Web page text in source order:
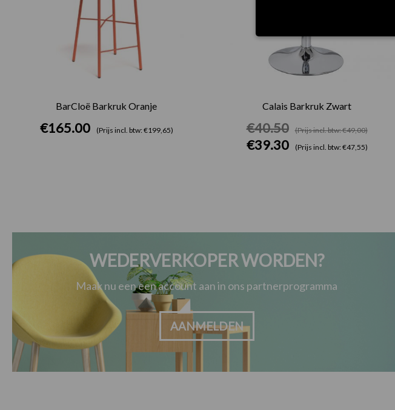
BarCloë Barkruk Oranje
€165.00 (Prijs incl. btw: €199,65)
Calais Barkruk Zwart
€40.50 (Prijs incl. btw: €49,00)
€39.30 (Prijs incl. btw: €47,55)
WEDERVERKOPER WORDEN?
Maak nu een een account aan in ons partnerprogramma
AANMELDEN